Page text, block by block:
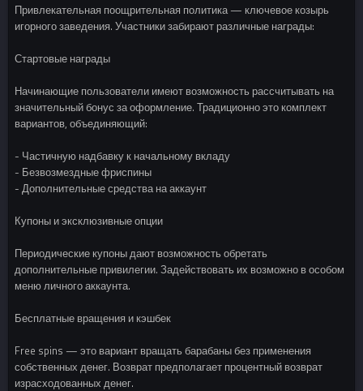
Привлекательная поощрительная политика — ключевое козырь
игорного заведения. Участники забирают различные награды:
Стартовые награды
Начинающие пользователи имеют возможность рассчитывать на
значительный бонус за оформление. Традиционно это комплект
вариантов, объединяющий:
- Частичную надбавку к начальному вкладу
- Безвозмездные фриспины
- Дополнительные средства на аккаунт
Купоны и эксклюзивные опции
Периодические купоны дают возможность обретать
дополнительные привилегии. Задействовать их возможно в особом
меню личного аккаунта.
Бесплатные вращения и кэшбек
Free spins — это вариант вращать барабаны без применения
собственных денег. Возврат предполагает процентный возврат
израсходованных денег.